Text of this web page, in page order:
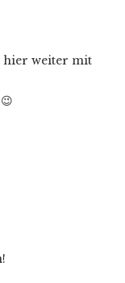
hier weiter mit